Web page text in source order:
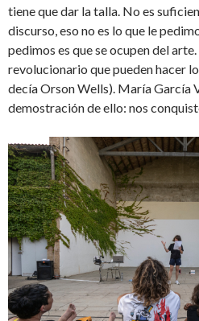
tiene que dar la talla. No es
discurso, eso no es lo que le
pedimos es que se ocupen del
revolucionario que pueden hacer
decía Orson Wells). María García
demostración de ello: nos